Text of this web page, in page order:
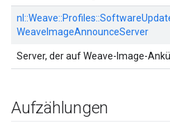
nl::Weave::Profiles::
WeaveImageAnnounceServer
Server, der auf Weave-Image-
Aufzählungen